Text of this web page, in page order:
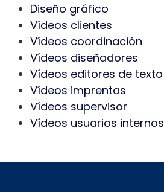
Diseño gráfico
Vídeos clientes
Vídeos coordinación
Vídeos diseñadores
Vídeos editores de texto
Vídeos imprentas
Vídeos supervisor
Vídeos usuarios internos